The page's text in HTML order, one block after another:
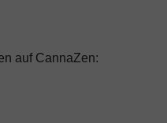
auf CannaZen: